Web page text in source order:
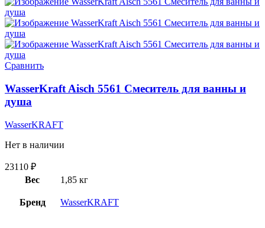
Сравнить
WasserKraft Aisch 5561 Смеситель для ванны и
душа
WasserKRAFT
Нет в наличии
23110 ₽
Вес
1,85 кг
Бренд WasserKRAFT